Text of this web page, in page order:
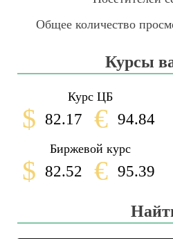
Общее количество
Курсы
Курс ЦБ
$ 82.17 € 94.84
Биржевой курс
$ 82.52 € 95.39